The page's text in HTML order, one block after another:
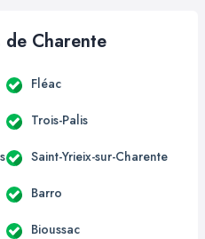
de Charente
Fléac
Trois-Palis
Saint-Yrieix-sur-Charente
Barro
Bioussac